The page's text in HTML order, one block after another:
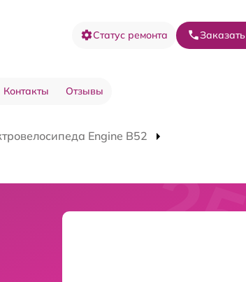
Статус ремонта
Контакты Отзывы
Engine B52